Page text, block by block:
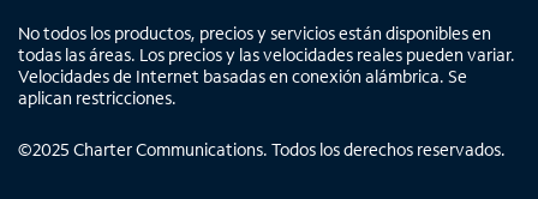
No todos los productos, precios y servicios están disponibles en
todas las áreas. Los precios y las velocidades reales pueden variar.
Velocidades de Internet basadas en conexión alámbrica. Se
aplican restricciones.
©2025 Charter Communications. Todos los derechos reservados.